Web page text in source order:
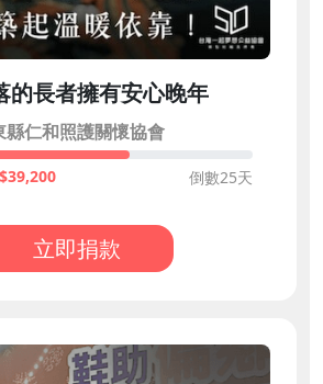
的長者擁有安心晚年
縣仁和照護關懷協會
39,200 倒數25天
立即捐款